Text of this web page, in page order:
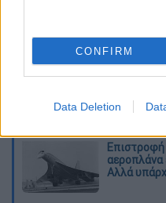
CONFIRM
Data Deletion
το
Επιστροφή
αεροπλάνα
Αλλά